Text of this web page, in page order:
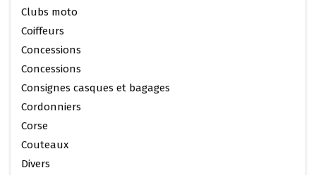
Clubs moto
Coiffeurs
Concessions
Concessions
Consignes casques et bagages
Cordonniers
Corse
Couteaux
Divers